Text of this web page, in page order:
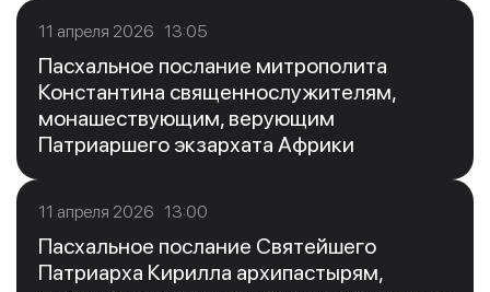
11 апреля 2026 13:05
Пасхальное послание митрополита
Константина священнослужителям,
монашествующим, верующим
Патриаршего экзархата Африки
11 апреля 2026 13:00
Пасхальное послание Святейшего
Патриарха Кирилла архипастырям,